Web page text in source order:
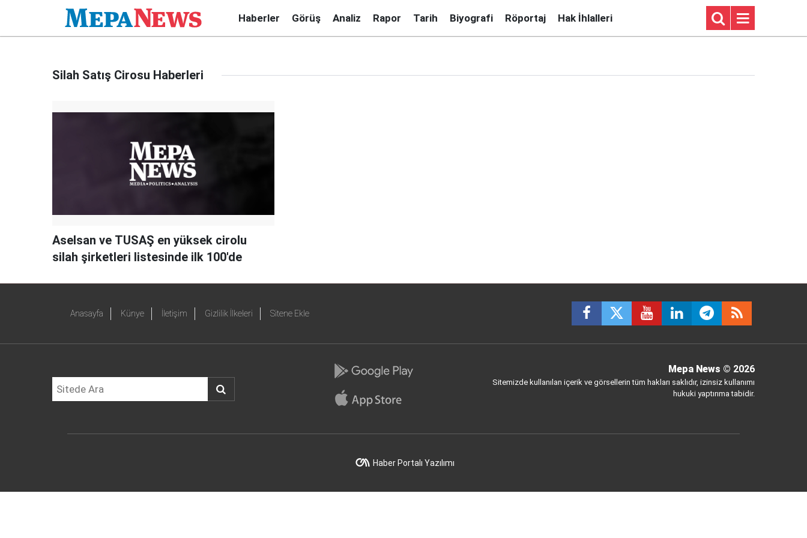
Haberler Görüş Analiz Rapor Tarih Biyografi Röportaj Hak İhlalleri
Silah Satış Cirosu Haberleri
Aselsan ve TUSAŞ en yüksek cirolu
silah şirketleri listesinde ilk 100'de
Anasayfa Künye İletişim Gizlilik İlkeleri Sitene Ekle
Mepa News © 2026
Sitemizde kullanılan içerik ve görsellerin tüm hakları saklıdır, izinsiz kullanımı
hukuki yaptırıma tabidir.
Haber Portalı Yazılımı